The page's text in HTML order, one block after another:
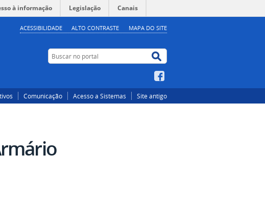
à informação Legislação Canais
ACESSIBILIDADE ALTO CONTRASTE MAPA DO SITE
Buscar no portal
Comunicação Acesso a Sistemas Site antigo